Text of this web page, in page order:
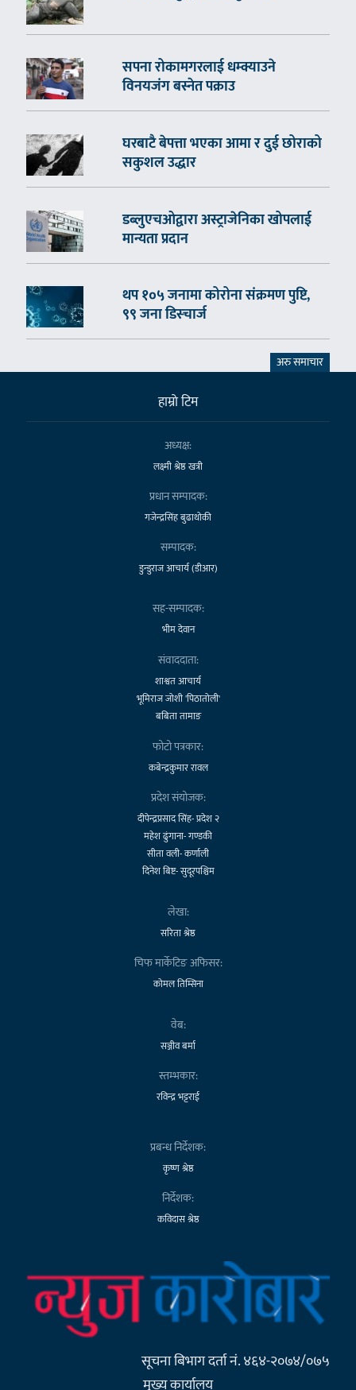
सपना रोकामगरलाई धम्क्याउने
विनयजंग बस्नेत पक्राउ
घरबाटै बेपत्ता भएका आमा र दुई छोराको
सकुशल उद्धार
डब्लुएचओद्वारा अस्ट्राजेनिका खोपलाई
मान्यता प्रदान
थप १०५ जनामा कोरोना संक्रमण पुष्टि,
९९ जना डिस्चार्ज
अरु समाचार
हाम्राे टिम
अध्यक्ष:
लक्ष्मी श्रेष्ठ खत्री
प्रधान सम्पादक:
गजेन्द्रसिंह बुढाथोकी
सम्पादक:
डुन्डुराज आचार्य (डीआर)
सह-सम्पादक:
भीम देवान
संवाददाता:
शाश्वत आचार्य
भूमिराज जोशी 'पिठातोली'
बबिता तामाङ
फोटो पत्रकार:
कबेन्द्रकुमार रावल
प्रदेश संयोजक:
दीपेन्द्रप्रसाद सिंह- प्रदेश २
महेश ढुंगाना- गण्डकी
सीता वली- कर्णाली
दिनेश बिष्ट- सुदूरपश्चिम
लेखा:
सरिता श्रेष्ठ
चिफ मार्केटिङ अफिसर:
कोमल तिम्सिना
वेब:
सञ्जीव बर्मा
स्तम्भकार:
रविन्द्र भट्टराई
प्रबन्ध निर्देशक:
कृष्ण श्रेष्ठ
निर्देशक:
कविदास श्रेष्ठ
सूचना बिभाग दर्ता नं. ४६४-२०७४/०७५